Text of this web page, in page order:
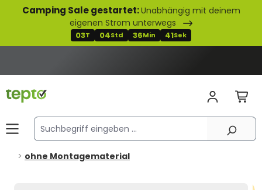
springen
Camping Sale gestartet:Unabhängig mit deinem
eigenen Strom unterwegs
03T 04Std 36Min 40Sek
ohne Montagematerial